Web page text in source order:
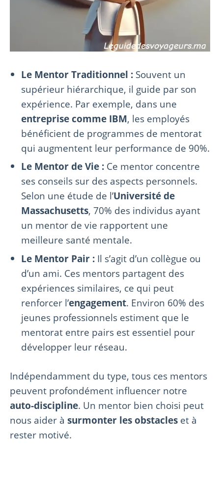
Le Mentor Traditionnel : Souvent un
supérieur hiérarchique, il guide par son
expérience. Par exemple, dans une
entreprise comme IBM, les employés
bénéficient de programmes de mentorat
qui augmentent leur performance de 90%.
Le Mentor de Vie : Ce mentor concentre
ses conseils sur des aspects personnels.
Selon une étude de l’Université de
Massachusetts, 70% des individus ayant
un mentor de vie rapportent une
meilleure santé mentale.
Le Mentor Pair : Il s’agit d’un collègue ou
d’un ami. Ces mentors partagent des
expériences similaires, ce qui peut
renforcer l’engagement. Environ 60% des
jeunes professionnels estiment que le
mentorat entre pairs est essentiel pour
développer leur réseau.
Indépendamment du type, tous ces mentors
peuvent profondément influencer notre
auto-discipline. Un mentor bien choisi peut
nous aider à surmonter les obstacles et à
rester motivé.